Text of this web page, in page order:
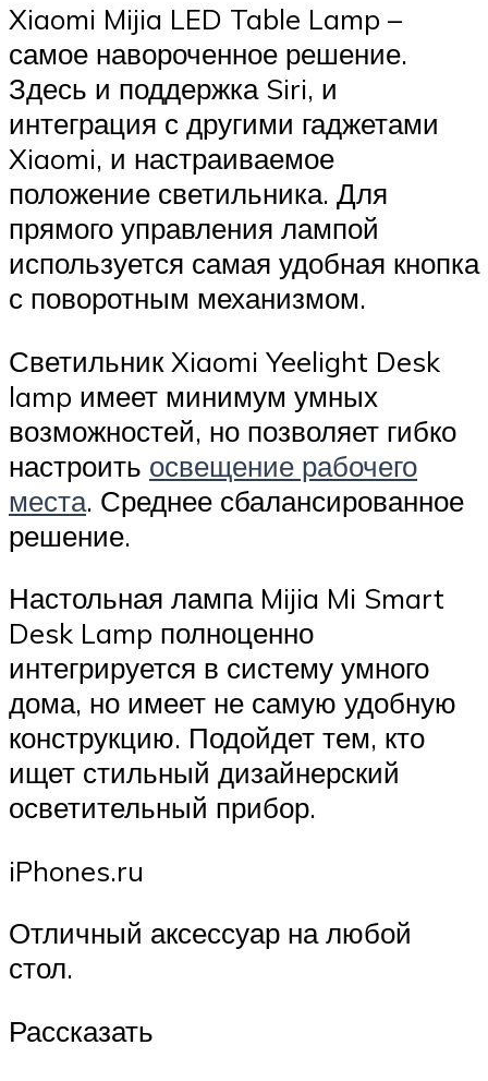
Xiaomi Mijia LED Table Lamp –
самое навороченное решение.
Здесь и поддержка Siri, и
интеграция с другими гаджетами
Xiaomi, и настраиваемое
положение светильника. Для
прямого управления лампой
используется самая удобная кнопка
с поворотным механизмом.
Светильник Xiaomi Yeelight Desk
lamp имеет минимум умных
возможностей, но позволяет гибко
настроить освещение рабочего
места. Среднее сбалансированное
решение.
Настольная лампа Mijia Mi Smart
Desk Lamp полноценно
интегрируется в систему умного
дома, но имеет не самую удобную
конструкцию. Подойдет тем, кто
ищет стильный дизайнерский
осветительный прибор.
iPhones.ru
Отличный аксессуар на любой
стол.
Рассказать